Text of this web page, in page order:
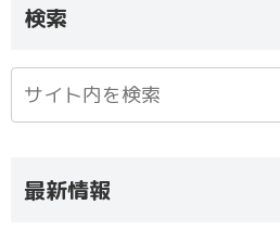
検索
最新情報